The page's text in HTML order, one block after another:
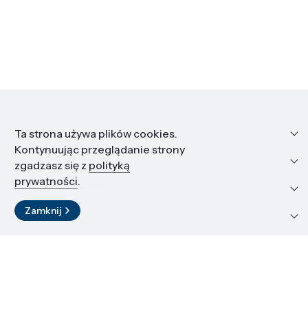
Informacje
Edukacja i kariera
Zasoby i materiały
Kontakt
Ta strona używa plików cookies.
Kontynuując przeglądanie strony
zgadzasz się z polityką
prywatności.
Zamknij